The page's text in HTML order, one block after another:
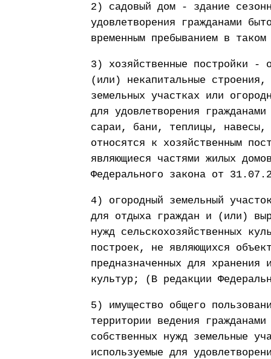
2) садовый дом - здание
удовлетворения гражданами
временным пребыванием в
3) хозяйственные постройки -
(или) некапитальные
земельных участках или
для удовлетворения
сараи, бани, теплицы,
относятся к хозяйственным
являющиеся частями жилых
Федерального закона от
4) огородный земельный
для отдыха граждан и (или)
нужд сельскохозяйственных
построек, не являющихся
предназначенных для хранения
культур; (В редакции
5) имущество общего
территории ведения
собственных нужд земельные
используемые для